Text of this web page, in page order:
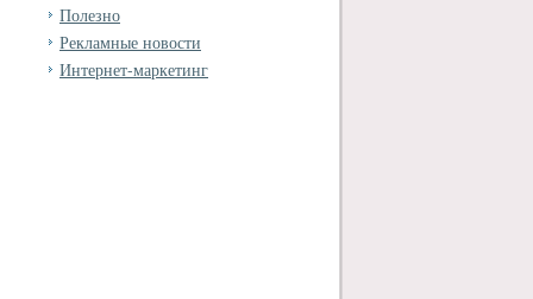
Полезно
Рекламные новости
Интернет-маркетинг